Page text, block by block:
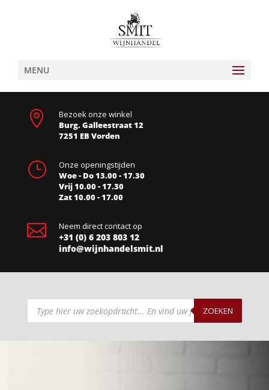
MENU

Bezoek onze winkel
Burg. Galleestraat 12
7251 EB Vorden
}
Onze openingstijden
Woe - Do 13.00 - 17.30
Vrij 10.00 - 17.30
Zat 10.00 - 17.00
 Neem direct contact op
+31 (0) 6 203 803 12
info@wijnhandelsmit.nl
Producten
zoeken ZOEKEN